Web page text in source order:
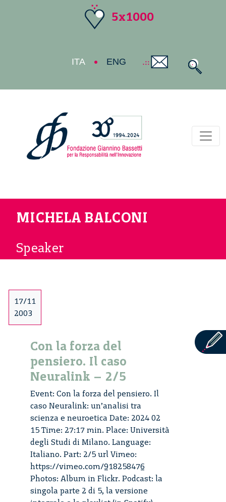
5x1000
ITA ENG
MICHELA BALCONI
Speaker
17/11
2003
Con la forza del
pensiero. Il caso
Neuralink – 2/5
Event: Con la forza del pensiero. Il
caso Neuralink: un’analisi tra
scienza e neuroetica Date: 2024 02
15 Time: 27:17 min. Place: Università
degli Studi di Milano. Language:
Italiano. Part: 2/5 url Vimeo:
https://vimeo.com/918258476
Photos: Album in Flickr. Podcast: la
singola parte 2 di 5, la versione